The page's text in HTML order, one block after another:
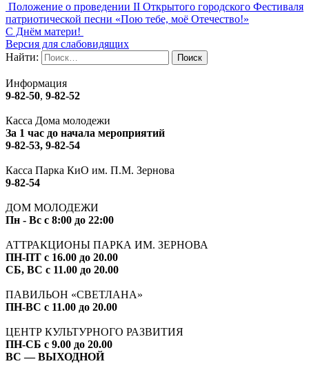
Положение о проведении II Открытого городского Фестиваля
патриотической песни «Пою тебе, моё Отечество!»
С Днём матери!
Версия для слабовидящих
Найти:
Информация
9-82-50, 9-82-52
Касса Дома молодежи
За 1 час до начала мероприятий
9-82-53, 9-82-54
Касса Парка КиО им. П.М. Зернова
9-82-54
ДОМ МОЛОДЕЖИ
Пн - Вс с 8:00 до 22:00
АТТРАКЦИОНЫ ПАРКА ИМ. ЗЕРНОВА
ПН-ПТ с 16.00 до 20.00
СБ, ВС с 11.00 до 20.00
ПАВИЛЬОН «СВЕТЛАНА»
ПН-ВС с 11.00 до 20.00
ЦЕНТР КУЛЬТУРНОГО РАЗВИТИЯ
ПН-СБ с 9.00 до 20.00
ВС — ВЫХОДНОЙ